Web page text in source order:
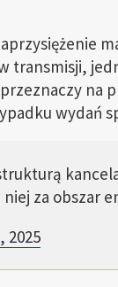
transmisji,
na
wydań
za obszar
2025